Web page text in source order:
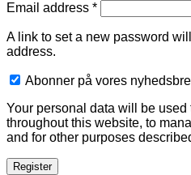
Email address *Required
A link to set a new password
address.
Abonner på vores
Your personal data will be
throughout this website, to
and for other purposes
Register